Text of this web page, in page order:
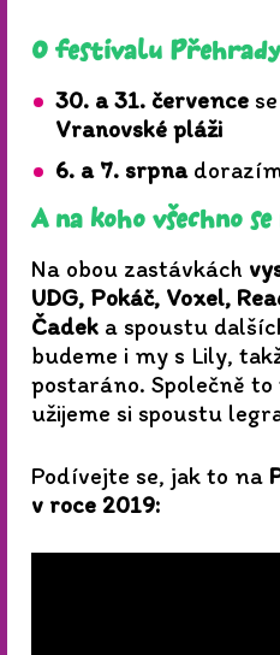
O festivalu
30. a 31. července
Vranovské pláži
6. a 7. srpna
A na koho všechno
Na obou zastávkách
UDG, Pokáč, Voxel,
Čadek a spoustu
budeme i my s Lily,
postaráno. Společně
užijeme si spoustu
Podívejte se, jak to na
v roce 2019: